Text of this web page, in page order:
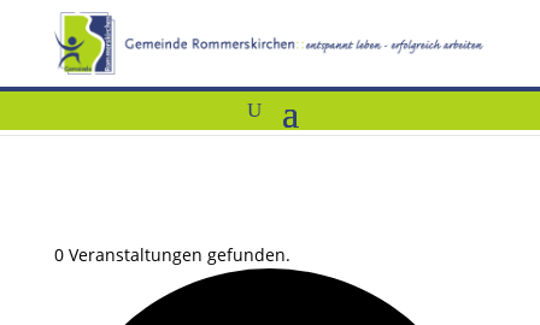
0 Veranstaltungen gefunden.